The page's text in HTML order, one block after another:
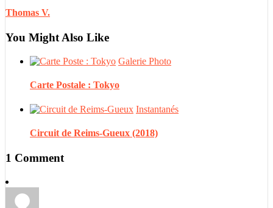
Thomas V.
You Might Also Like
Galerie Photo
Carte Postale : Tokyo
Instantanés
Circuit de Reims-Gueux (2018)
1 Comment